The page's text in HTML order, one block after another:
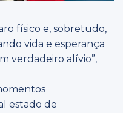
físico e, sobretudo,
vida e esperança
verdadeiro alívio”,
estado de